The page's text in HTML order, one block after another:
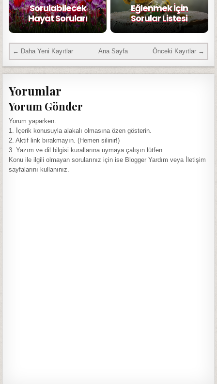
Sorulabilecek
Hayat Soruları
Eğlenmek İçin
Sorular Listesi
← Daha Yeni Kayıtlar Önceki Kayıtlar →
Ana Sayfa
Yorumlar
Yorum Gönder
Yorum yaparken:
1. İçerik konusuyla alakalı olmasına özen gösterin.
2. Aktif link bırakmayın. (Hemen silinir!)
3. Yazım ve dil bilgisi kurallarına uymaya çalışın lütfen.
Konu ile ilgili olmayan sorularınız için ise Blogger Yardım veya İletişim
sayfalarını kullanınız.